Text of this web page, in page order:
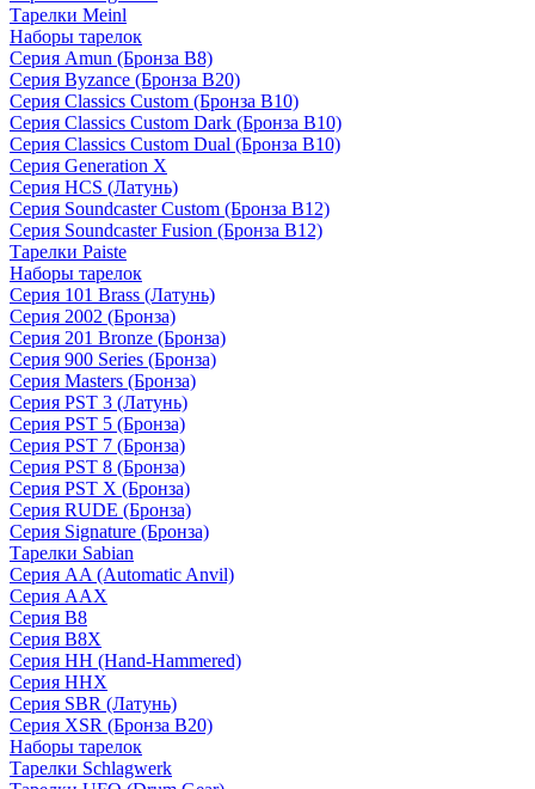
Тарелки Meinl
Наборы тарелок
Серия Amun (Бронза B8)
Серия Byzance (Бронза B20)
Серия Classics Custom (Бронза B10)
Серия Classics Custom Dark (Бронза B10)
Серия Classics Custom Dual (Бронза B10)
Серия Generation X
Серия HCS (Латунь)
Серия Soundcaster Custom (Бронза B12)
Серия Soundcaster Fusion (Бронза B12)
Тарелки Paiste
Наборы тарелок
Серия 101 Brass (Латунь)
Серия 2002 (Бронза)
Серия 201 Bronze (Бронза)
Серия 900 Series (Бронза)
Серия Masters (Бронза)
Серия PST 3 (Латунь)
Серия PST 5 (Бронза)
Серия PST 7 (Бронза)
Серия PST 8 (Бронза)
Серия PST X (Бронза)
Серия RUDE (Бронза)
Серия Signature (Бронза)
Тарелки Sabian
Серия AA (Automatic Anvil)
Серия AAX
Серия B8
Серия B8X
Серия HH (Hand-Hammered)
Серия HHX
Серия SBR (Латунь)
Серия XSR (Бронза B20)
Наборы тарелок
Тарелки Schlagwerk